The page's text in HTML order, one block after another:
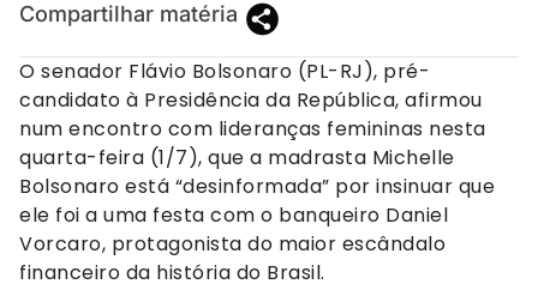
Compartilhar matéria
O senador Flávio Bolsonaro (PL-RJ), pré-
candidato à Presidência da República, afirmou
num encontro com lideranças femininas nesta
quarta-feira (1/7), que a madrasta Michelle
Bolsonaro está “desinformada” por insinuar que
ele foi a uma festa com o banqueiro Daniel
Vorcaro, protagonista do maior escândalo
financeiro da história do Brasil.